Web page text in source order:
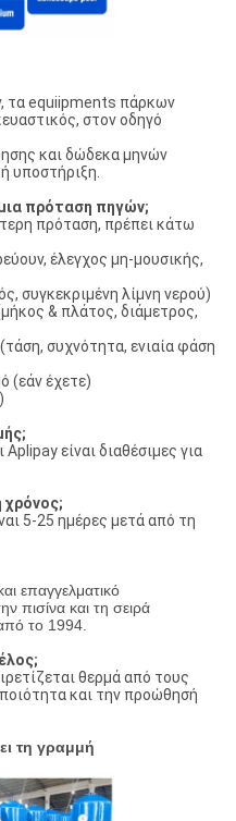
τα equiipments πάρκων
στον οδηγό
και δώδεκα μηνών
υποστήριξη.
πρόταση πηγών;
πρόταση, πρέπει κάτω
έλεγχος μη-μουσικής,
συγκεκριμένη λίμνη νερού)
& πλάτος, διάμετρος,
συχνότητα, ενιαία φάση
(εάν έχετε)
είναι διαθέσιμες για
χρόνος;
5-25 ημέρες μετά από τη
επαγγελματικό
πισίνα και τη σειρά
το 1994.
θερμά από τους
και την προώθησή
τη γραμμή